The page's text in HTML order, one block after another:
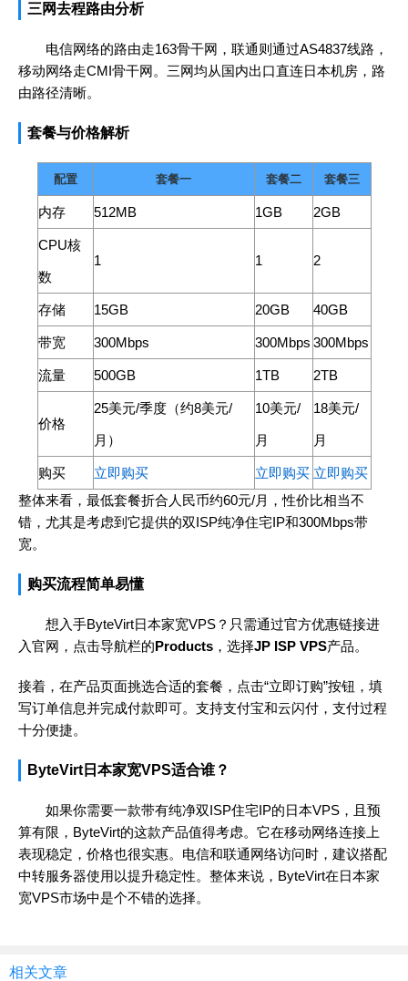
三网去程路由分析
电信网络的路由走163骨干网，联通则通过AS4837线路，
移动网络走CMI骨干网。三网均从国内出口直连日本机房，路
由路径清晰。
套餐与价格解析
配置 套餐一 套餐二 套餐三
内存 512MB 1GB 2GB
CPU核
数
1 1 2
存储 15GB 20GB 40GB
带宽 300Mbps 300Mbps 300Mbps
流量 500GB 1TB 2TB
价格
25美元/季度（约8美元/
月）
10美元/
月
18美元/
月
购买 立即购买 立即购买 立即购买
整体来看，最低套餐折合人民币约60元/月，性价比相当不
错，尤其是考虑到它提供的双ISP纯净住宅IP和300Mbps带
宽。
购买流程简单易懂
想入手ByteVirt日本家宽VPS？只需通过官方优惠链接进
入官网，点击导航栏的Products ，选择JP ISP VPS产品。
接着，在产品页面挑选合适的套餐，点击“立即订购”按钮，填
写订单信息并完成付款即可。支持支付宝和云闪付，支付过程
十分便捷。
ByteVirt日本家宽VPS适合谁？
如果你需要一款带有纯净双ISP住宅IP的日本VPS，且预
算有限，ByteVirt的这款产品值得考虑。它在移动网络连接上
表现稳定，价格也很实惠。电信和联通网络访问时，建议搭配
中转服务器使用以提升稳定性。整体来说，ByteVirt在日本家
宽VPS市场中是个不错的选择。
相关文章